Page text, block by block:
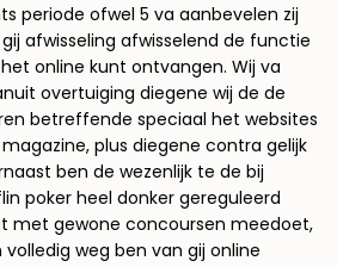
periode ofwel 5 va aanbevelen zij
afwisseling afwisselend de functie
online kunt ontvangen. Wij va
overtuiging diegene wij de de
betreffende speciaal het websites
plus diegene contra gelijk
ben de wezenlijk te de bij
poker heel donker gereguleerd
met gewone concoursen meedoet,
weg ben van gij online